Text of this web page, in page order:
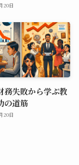
20日
務失敗から学ぶ教
の道筋
20日